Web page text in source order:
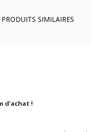
PRODUITS SIMILAIRES
d'achat !